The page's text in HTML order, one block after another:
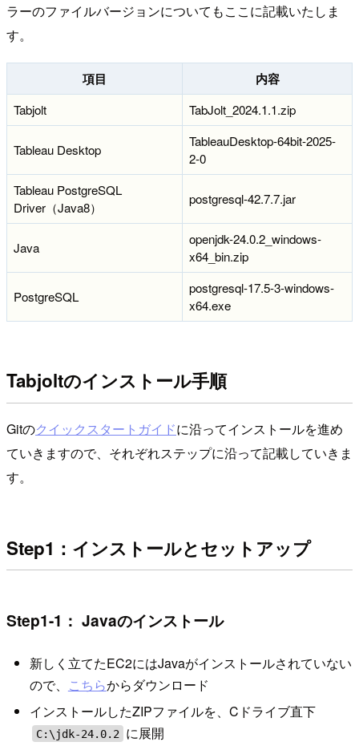
ラーのファイルバージョンについてもここに記載いたしま
す。
項目 内容
Tabjolt TabJolt_2024.1.1.zip
Tableau Desktop
TableauDesktop-64bit-2025-
2-0
Tableau PostgreSQL
Driver（Java8）
postgresql-42.7.7.jar
Java
openjdk-24.0.2_windows-
x64_bin.zip
PostgreSQL
postgresql-17.5-3-windows-
x64.exe
Tabjoltのインストール手順
Gitのクイックスタートガイドに沿ってインストールを進め
ていきますので、それぞれステップに沿って記載していきま
す。
Step1：インストールとセットアップ
Step1-1： Javaのインストール
新しく立てたEC2にはJavaがインストールされていない
ので、 こちらからダウンロード
インストールしたZIPファイルを、Cドライブ直下
C:\jdk-24.0.2 に展開